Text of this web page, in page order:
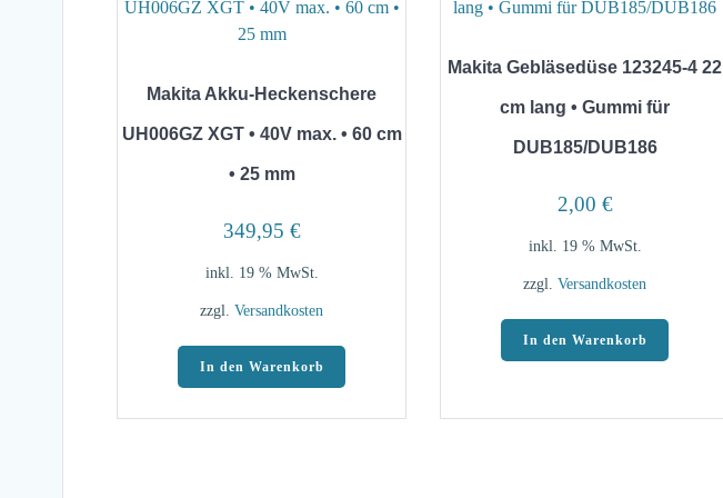
Makita Akku-Heckenschere
UH006GZ XGT • 40V max. • 60 cm
• 25 mm
349,95 €
inkl. 19 % MwSt.
zzgl. Versandkosten
In den Warenkorb
Makita Gebläsedüse 123245-4 22
cm lang • Gummi für
DUB185/DUB186
2,00 €
inkl. 19 % MwSt.
zzgl. Versandkosten
In den Warenkorb